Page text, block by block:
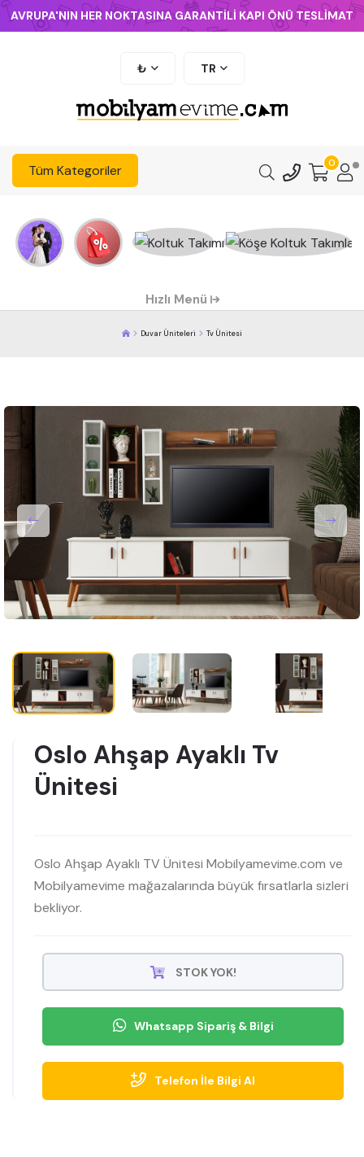
AVRUPA'NIN HER NOKTASINA GARANTİLİ KAPI ÖNÜ TESLİMAT
₺ TR
Tüm Kategoriler 0
Hızlı Menü
Duvar Üniteleri Tv Ünitesi
Oslo Ahşap Ayaklı Tv
Ünitesi
Oslo Ahşap Ayaklı TV Ünitesi Mobilyamevime.com ve
Mobilyamevime mağazalarında büyük fırsatlarla sizleri
bekliyor.
STOK YOK!
Whatsapp Sipariş & Bilgi
Telefon İle Bilgi Al